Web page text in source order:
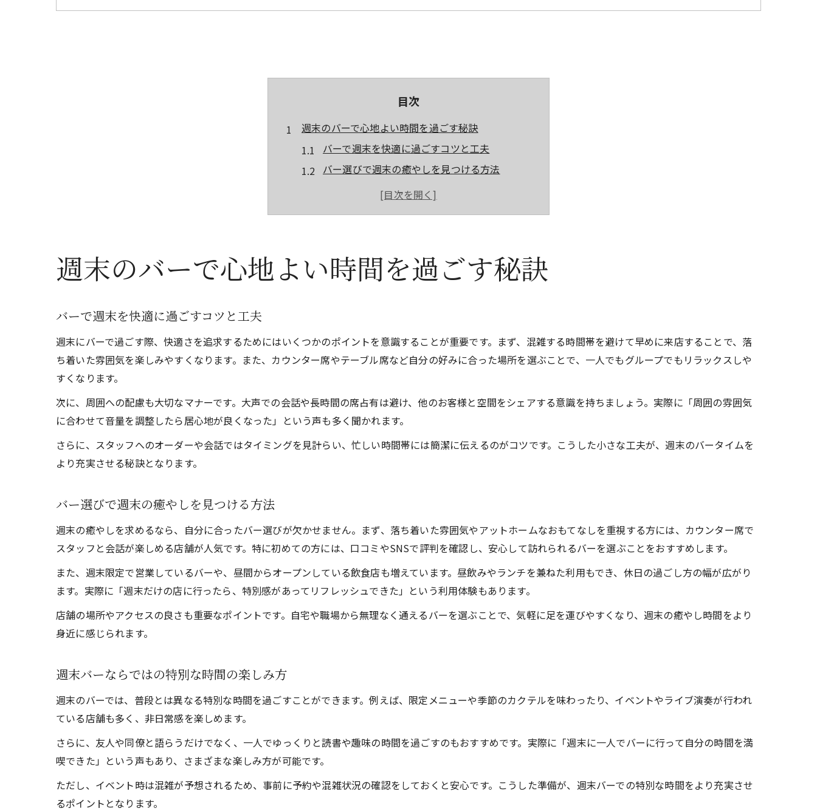
目次
週末のバーで心地よい時間を過ごす秘訣
バーで週末を快適に過ごすコツと工夫
バー選びで週末の癒やしを見つける方法
週末バーならではの特別な時間の楽しみ方
バー初心者が押さえるべき週末マナー
初めてのバーでも安心な週末ルール
週末のバーで快適に過ごすための礼儀
週末のバーをさらに楽しむためのコツ
バーで充実した週末を過ごすヒント集
週末だけ楽しめるバーの活用ポイント
バーで週末を彩るおすすめの楽しみ方
バーで過ごす週末のリラックス法紹介
快適なバー体験を支える週末の心得集
週末のバーで失敗しないための注意点
飲み過ぎを防ぐバーでの週末過ごし方
バーで週末の飲み過ぎを防ぐコツと対策
週末バー滞在中の適切な飲酒量の目安
週末のバーで心地よい時間を過ごす秘訣
バーで週末を快適に過ごすコツと工夫
週末にバーで過ごす際、快適さを追求するためにはいくつかのポイントを意識することが重要です。まず、混雑する時間帯を避けて早めに来店することで、落
ち着いた雰囲気を楽しみやすくなります。また、カウンター席やテーブル席など自分の好みに合った場所を選ぶことで、一人でもグループでもリラックスしや
すくなります。
次に、周囲への配慮も大切なマナーです。大声での会話や長時間の席占有は避け、他のお客様と空間をシェアする意識を持ちましょう。実際に「周囲の雰囲気
に合わせて音量を調整したら居心地が良くなった」という声も多く聞かれます。
さらに、スタッフへのオーダーや会話ではタイミングを見計らい、忙しい時間帯には簡潔に伝えるのがコツです。こうした小さな工夫が、週末のバータイムを
より充実させる秘訣となります。
バー選びで週末の癒やしを見つける方法
週末の癒やしを求めるなら、自分に合ったバー選びが欠かせません。まず、落ち着いた雰囲気やアットホームなおもてなしを重視する方には、カウンター席で
スタッフと会話が楽しめる店舗が人気です。特に初めての方には、口コミやSNSで評判を確認し、安心して訪れられるバーを選ぶことをおすすめします。
また、週末限定で営業しているバーや、昼間からオープンしている飲食店も増えています。昼飲みやランチを兼ねた利用もでき、休日の過ごし方の幅が広がり
ます。実際に「週末だけの店に行ったら、特別感があってリフレッシュできた」という利用体験もあります。
店舗の場所やアクセスの良さも重要なポイントです。自宅や職場から無理なく通えるバーを選ぶことで、気軽に足を運びやすくなり、週末の癒やし時間をより
身近に感じられます。
週末バーならではの特別な時間の楽しみ方
週末のバーでは、普段とは異なる特別な時間を過ごすことができます。例えば、限定メニューや季節のカクテルを味わったり、イベントやライブ演奏が行われ
ている店舗も多く、非日常感を楽しめます。
さらに、友人や同僚と語らうだけでなく、一人でゆっくりと読書や趣味の時間を過ごすのもおすすめです。実際に「週末に一人でバーに行って自分の時間を満
喫できた」という声もあり、さまざまな楽しみ方が可能です。
ただし、イベント時は混雑が予想されるため、事前に予約や混雑状況の確認をしておくと安心です。こうした準備が、週末バーでの特別な時間をより充実させ
るポイントとなります。